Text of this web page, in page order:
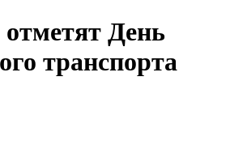
День
транспорта